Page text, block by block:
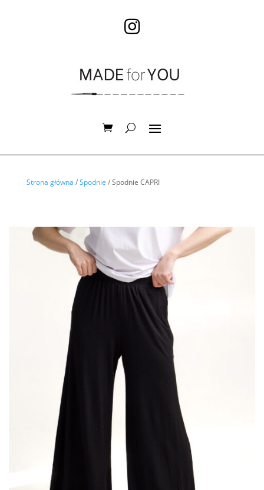

Strona główna /Spodnie / Spodnie CAPRI